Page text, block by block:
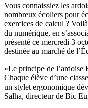
Vous connaissiez les
nombreux écoliers pour
exercices de calcul ?
du numérique, en
présenté ce mercredi 3
destinée au marché de
«Le principe de l’ardoise
Chaque élève d’une
un stylet ergonomique
Salha, directeur de Bic